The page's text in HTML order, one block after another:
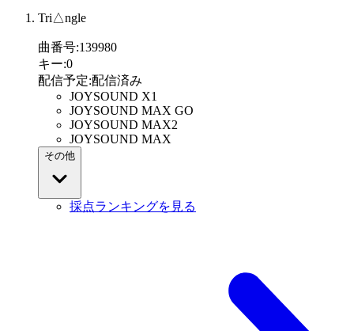
Tri△ngle
曲番号:139980
キー:0
配信予定:配信済み
JOYSOUND X1
JOYSOUND MAX GO
JOYSOUND MAX2
JOYSOUND MAX
その他
採点ランキングを見る